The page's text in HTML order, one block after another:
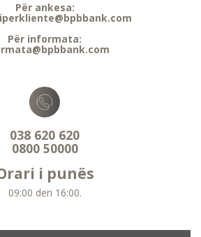
Për ankesa:
Për informata:
038 620 620
0800 50000
i punës
09:00 deri 16:00.